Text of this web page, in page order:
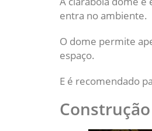
entra no ambiente.
O dome permite
espaço.
E é recomendado